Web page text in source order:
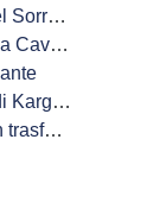
aquilotti